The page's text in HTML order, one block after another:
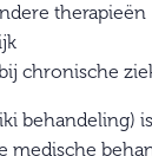
therapieën
chronische
behandeling)
medische